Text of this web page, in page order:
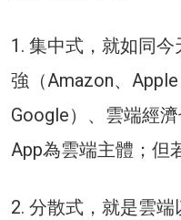
1. 集中式，就如同
強（Amazon、
Google）、雲端經
App為雲端主體；但
2. 分散式，就是雲